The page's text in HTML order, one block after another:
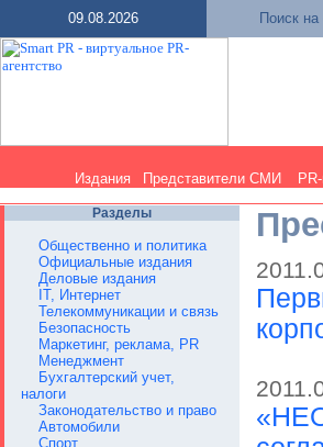
09.08.2026 Поиск на
Издания Представители СМИ
Разделы
Общественно и политика
Официальные издания
Деловые издания
IT, Интернет
Телекоммуникации и связь
Безопасность
Маркетинг, реклама, PR
Менеджмент
Бухгалтерский учет,
налоги
Законодательство и право
Автомобили
Спорт